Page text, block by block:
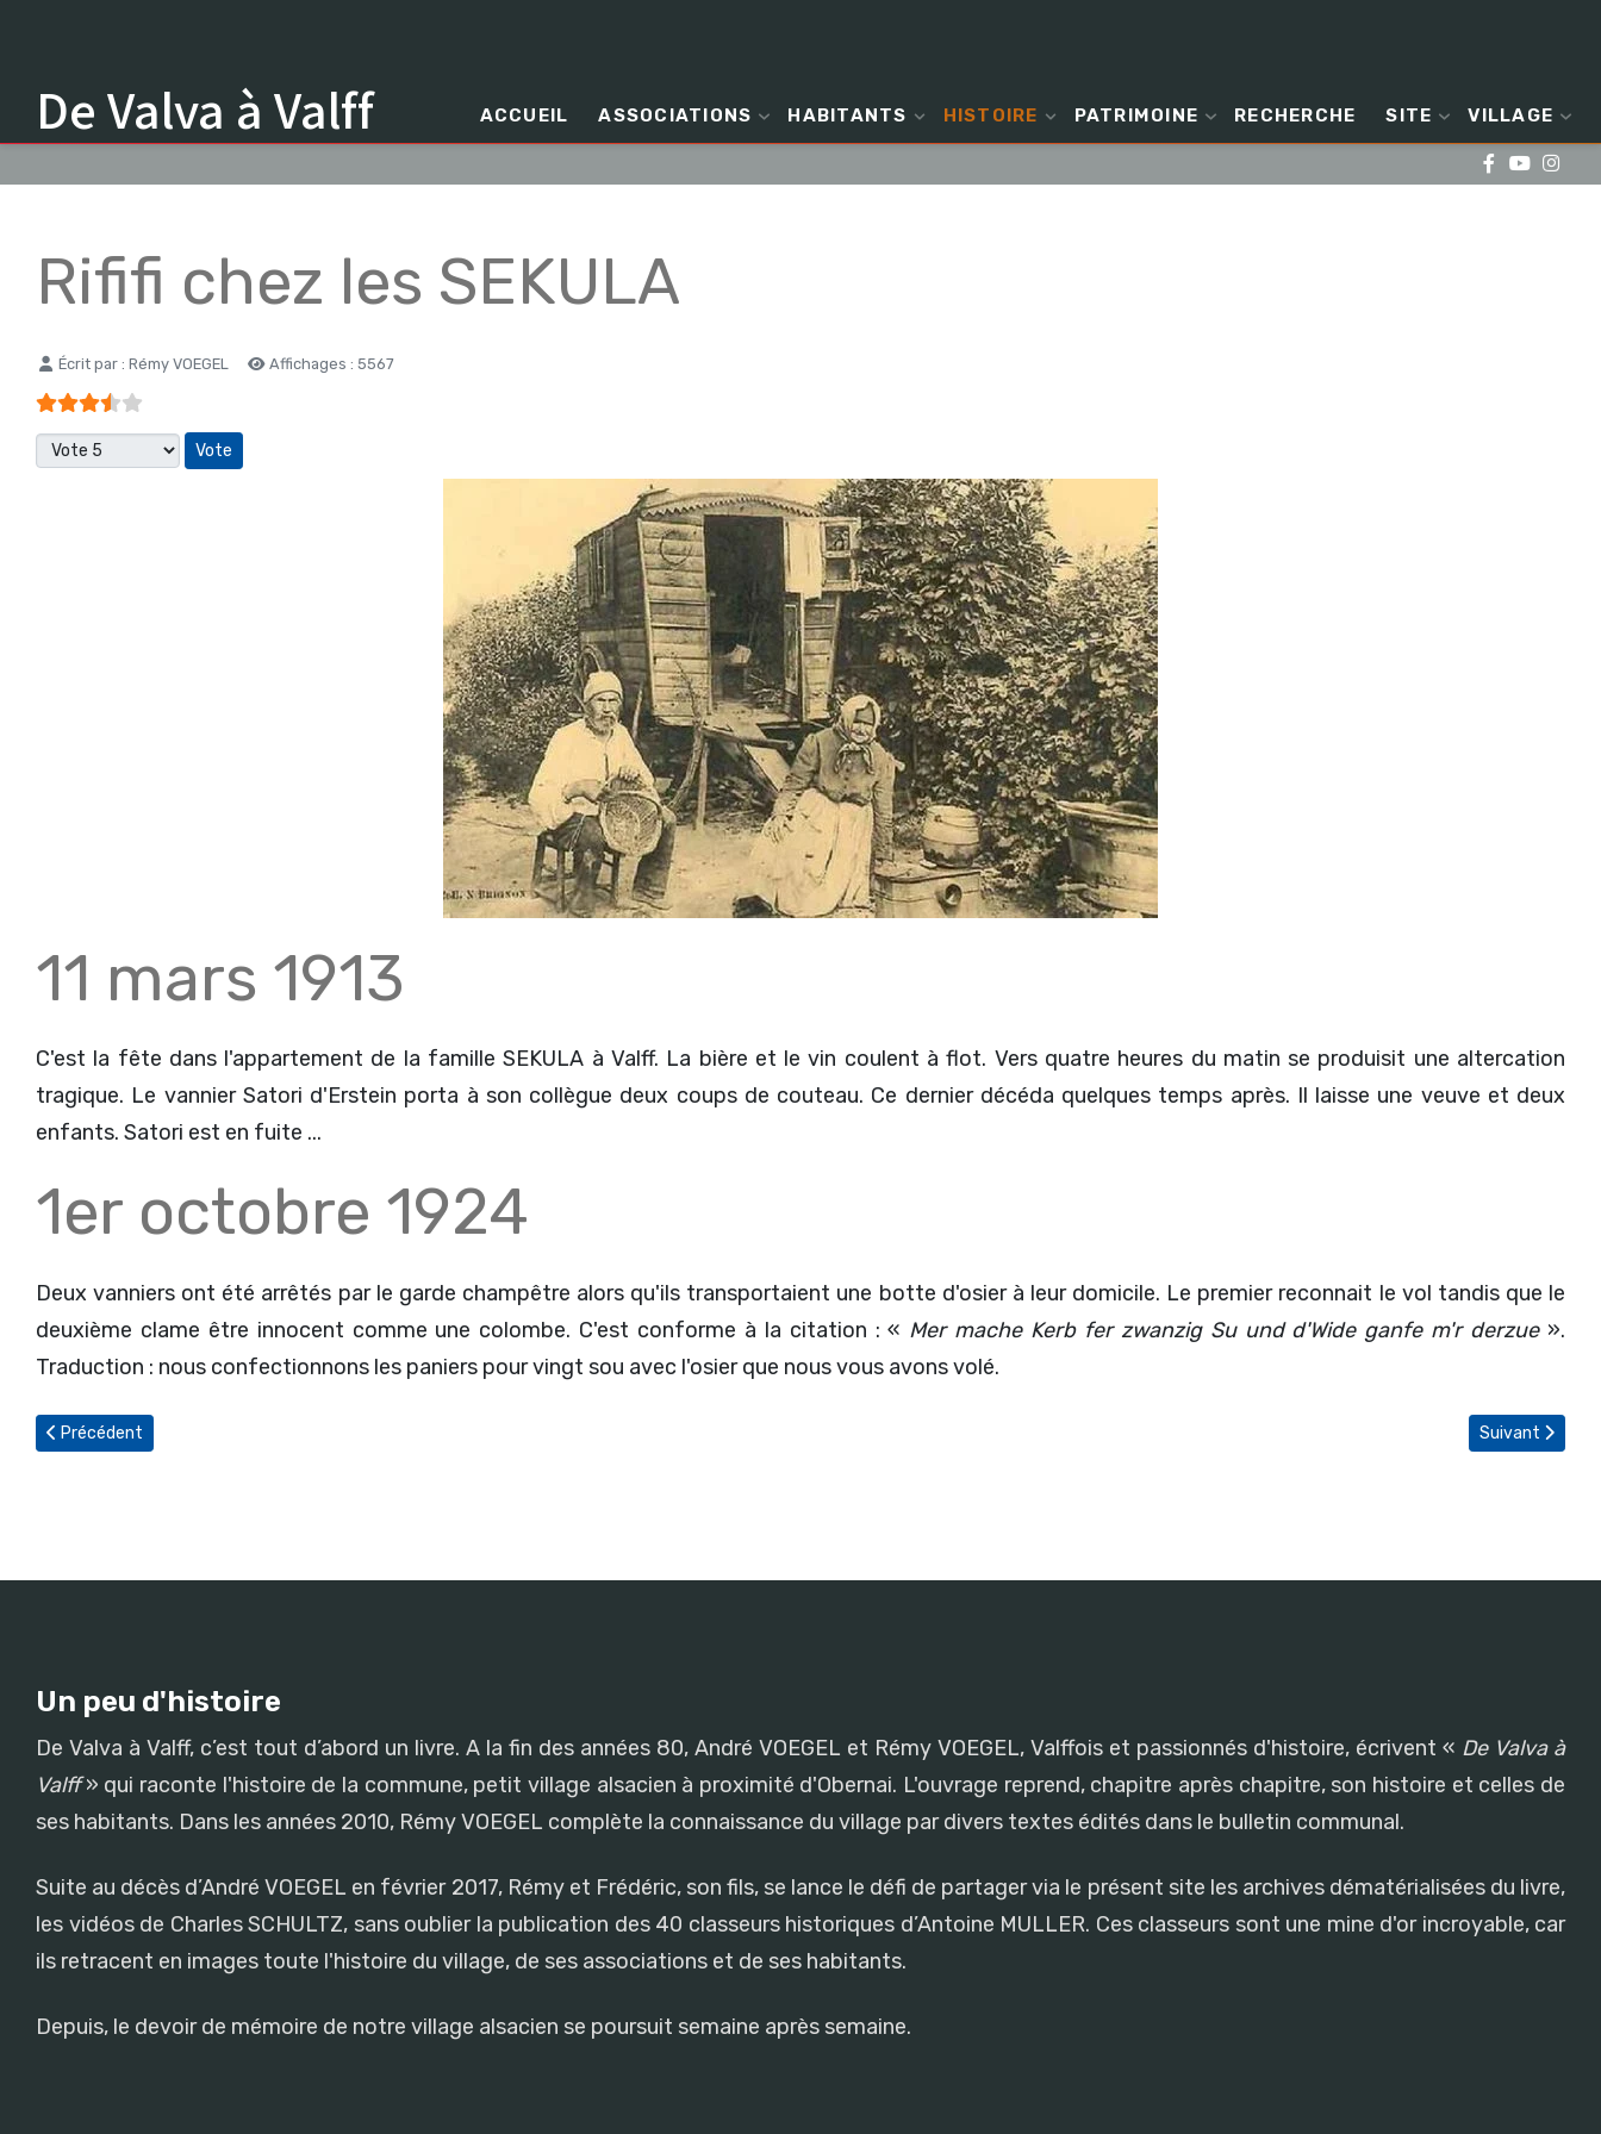
De Valva à Valff ACCUEIL ASSOCIATIONS HABITANTS HISTOIRE PATRIMOINE RECHERCHE SITE VILLAGE
Rififi chez les SEKULA
Détails
Écrit par : Rémy VOEGEL Affichages : 5567
Vote utilisateur:
Veuillez voter
11 mars 1913
C'est la fête dans l'appartement de la famille SEKULA à Valff. La bière et le vin coulent à flot. Vers quatre heures du matin se produisit une altercation
tragique. Le vannier Satori d'Erstein porta à son collègue deux coups de couteau. Ce dernier décéda quelques temps après. Il laisse une veuve et deux
enfants. Satori est en fuite ...
1er octobre 1924
Deux vanniers ont été arrêtés par le garde champêtre alors qu'ils transportaient une botte d'osier à leur domicile. Le premier reconnait le vol tandis que le
deuxième clame être innocent comme une colombe. C'est conforme à la citation : « Mer mache Kerb fer zwanzig Su und d'Wide ganfe m'r derzue».
Traduction : nous confectionnons les paniers pour vingt sou avec l'osier que nous vous avons volé.
Article précédent : Le mystère de la jeune fille du puits
Précédent Article suivant
Suivant
Un peu d'histoire
De Valva à Valff, c’est tout d’abord un livre. A la fin des années 80, André VOEGEL et Rémy VOEGEL, Valffois et passionnés d'histoire, écrivent « De Valva à
Valff» qui raconte l'histoire de la commune, petit village alsacien à proximité d'Obernai. L'ouvrage reprend, chapitre après chapitre, son histoire et celles de
ses habitants. Dans les années 2010, Rémy VOEGEL complète la connaissance du village par divers textes édités dans le bulletin communal.
Suite au décès d’André VOEGEL en février 2017, Rémy et Frédéric, son fils, se lance le défi de partager via le présent site les archives dématérialisées du livre,
les vidéos de Charles SCHULTZ, sans oublier la publication des 40 classeurs historiques d’Antoine MULLER. Ces classeurs sont une mine d'or incroyable, car
ils retracent en images toute l'histoire du village, de ses associations et de ses habitants.
Depuis, le devoir de mémoire de notre village alsacien se poursuit semaine après semaine.